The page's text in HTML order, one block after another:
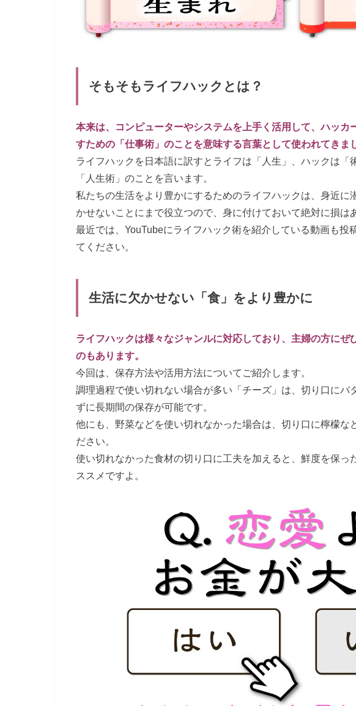
そもそもライフハックとは？
本来は、コンピューターやシステムを上手く活用して、ハッカ
すための「仕事術」のことを意味する言葉として使われてきま
ライフハックを日本語に訳すとライフは「人生」、ハックは「
「人生術」のことを言います。
私たちの生活をより豊かにするためのライフハックは、身近に
かせないことにまで役立つので、身に付けておいて絶対に損は
最近では、YouTubeにライフハック術を紹介している動画も投
てください。
生活に欠かせない「食」をより豊かに
ライフハックは様々なジャンルに対応しており、主婦の方にぜ
のもあります。
今回は、保存方法や活用方法についてご紹介します。
調理過程で使い切れない場合が多い「チーズ」は、切り口にバ
ずに長期間の保存が可能です。
他にも、野菜などを使い切れなかった場合は、切り口に檸檬な
ださい。
使い切れなかった食材の切り口に工夫を加えると、鮮度を保っ
ススメですよ。